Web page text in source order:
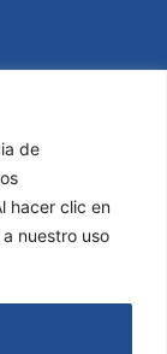
de
hacer clic en
nuestro uso